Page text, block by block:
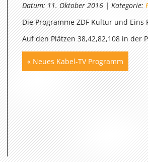
Datum: 11. Oktober 2016 | Kategorie:
Die Programme ZDF Kultur und
Auf den Plätzen 38,42,82,108 in
« Neues Kabel-TV Programm